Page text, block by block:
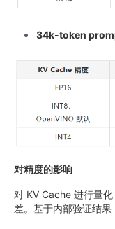
34k-token
对精度的影响
对 KV Cache 进行量
差。基于内部验证结果